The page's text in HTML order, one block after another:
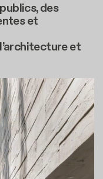
des
et
et